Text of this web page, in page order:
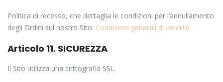
Politica di recesso, che dettaglia le condizioni per l’annullamento
degli Ordini sul nostro Sito: Condizioni generali di vendita
Articolo 11. SICUREZZA
Il Sito utilizza una crittografia SSL.